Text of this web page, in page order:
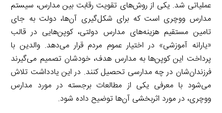
عملیاتی شد. یکی از روش‌های تقویت رقابت بین مدارس، سیستم
مدارس ووچری است که برای شکل‌گیری آن‌ها، دولت به جای
تامین مستقیم هزینه‌های مدارس دولتی، کوپن‌هایی در قالب
«یارانه آموزشی» در اختیار عموم مردم قرار می‌دهد. والدین با
پرداخت این کوپن‌ها به مدارس هدف، خودشان تصمیم می‌گیرند
فرزندان‌شان در چه مدارسی تحصیل کنند. در این یادداشت تلاش
می‌شود با معرفی یکی از مطالعات برجسته در مورد مدارس
ووچری، در مورد اثربخشی آن‌ها توضیح داده شود.